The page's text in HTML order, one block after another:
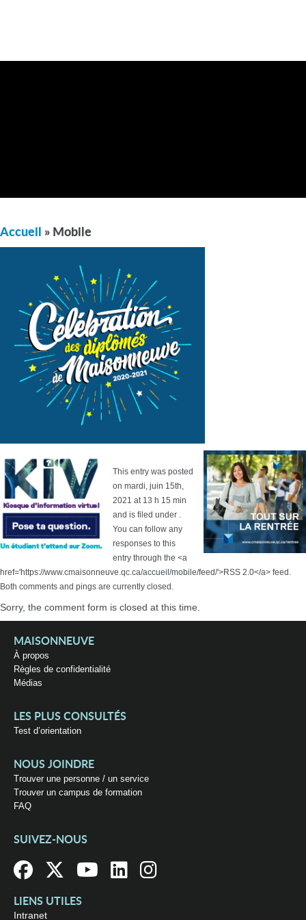
Accueil » Mobile
This entry was posted
on mardi, juin 15th,
2021 at 13 h 15 min
and is filed under .
You can follow any
responses to this
entry through the <a
href='https://www.cmaisonneuve.qc.ca/accueil/mobile/feed/'>RSS 2.0</a> feed.
Both comments and pings are currently closed.
Sorry, the comment form is closed at this time.
MAISONNEUVE
À propos
Règles de confidentialité
Médias
LES PLUS CONSULTÉS
Test d’orientation
NOUS JOINDRE
Trouver une personne / un service
Trouver un campus de formation
FAQ
SUIVEZ-NOUS
LIENS UTILES
Intranet